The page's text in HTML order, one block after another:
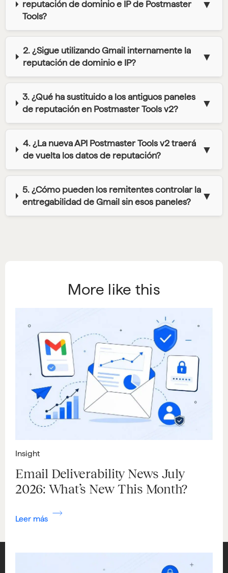
reputación de dominio e IP de Postmaster
Tools?
▼
2. ¿Sigue utilizando Gmail internamente la
reputación de dominio e IP?
▼
3. ¿Qué ha sustituido a los antiguos paneles
de reputación en Postmaster Tools v2?
▼
4. ¿La nueva API Postmaster Tools v2 traerá
de vuelta los datos de reputación?
▼
5. ¿Cómo pueden los remitentes controlar la
entregabilidad de Gmail sin esos paneles?
▼
More like this
Insight
Email Deliverability News July
2026: What’s New This Month?
Leer más